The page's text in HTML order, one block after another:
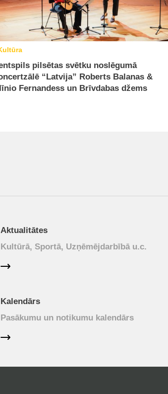
pilsētas svētku noslēgumā
“Latvija” Roberts Balanas &
Fernandess un Brīvdabas džems
Aktualitātes
Kultūrā, Sportā, Uzņēmējdarbībā u.c.
Kalendārs
Pasākumu un notikumu kalendārs